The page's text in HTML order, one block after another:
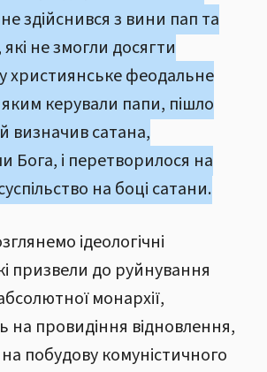
здійснився з вини пап та
які не змогли досягти
християнське феодальне
яким керували папи, пішло
визначив сатана,
Бога, і перетворилося на
на боці сатани.
ідеологічні
призвели до руйнування
монархії,
на провидіння відновлення,
побудову комуністичного